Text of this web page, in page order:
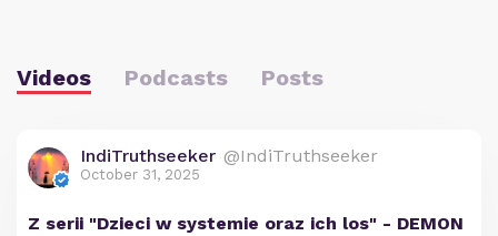
Videos Podcasts Posts
IndiTruthseeker @IndiTruthseeker
October 31, 2025
Z serii "Dzieci w systemie oraz ich los" - DEMON